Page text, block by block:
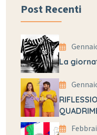
Post Recenti
La